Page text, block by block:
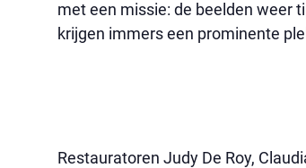
met een missie: de beelden weer
krijgen immers een prominente
Restauratoren Judy De Roy,